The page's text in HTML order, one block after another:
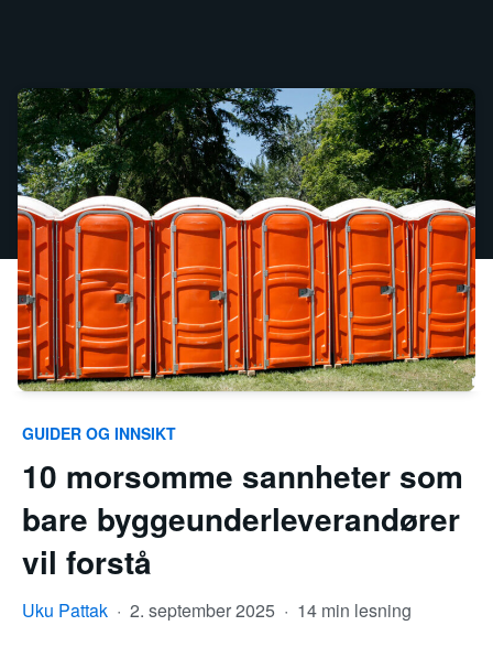
GUIDER OG INNSIKT
10 morsomme sannheter som
bare byggeunderleverandører
vil forstå
Uku Pattak · 2. september 2025 · 14 min lesning